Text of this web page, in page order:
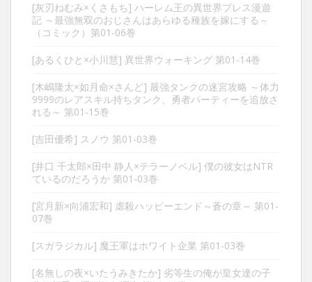
[灰刃ねむみ×くさもち] ハーレム王の異世界プレス漫遊
記 ～最強無双のおじさんはあらゆる種族を嫁にする～
（コミック）第01-06巻
[あるくひと×小川慧] 異世界ウォーキング 第01-14巻
[木嶋隆太×如月命×さんど] 最強タンクの迷宮攻略 ～体力
9999のレアスキル持ちタンク、勇者パーティーを追放さ
れる～ 第01-15巻
[吉田優希] スノウ 第01-03巻
[井口 千太郎×田中 静人×テラーノベル] 僕の彼女はNTR
ているのだろうか 第01-03巻
[宮月新×向浦宏和] 虐殺ハッピーエンド～蒼の章～ 第01-
07巻
[スガラジカル] 魔王軍はホワイト企業 第01-03巻
[名無しの夜×いたうみきたか] 劣等生の俺が皇女達の子